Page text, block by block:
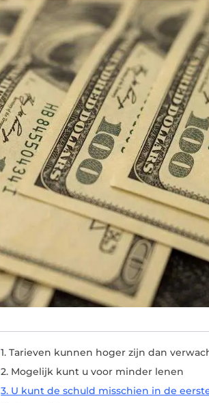
1. Tarieven kunnen hoger zijn dan
2. Mogelijk kunt u voor minder lenen
3. U kunt de schuld misschien in de